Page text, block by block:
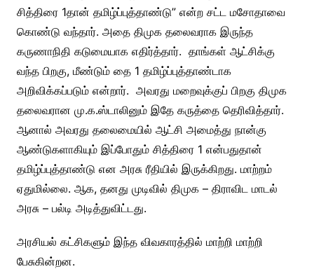
சித்திரை 1தான் தமிழ்ப்புத்தாண்டு” என்ற சட்ட மசோதாவை
கொண்டு வந்தார். அதை திமுக தலைவராக இருந்த
கருணாநிதி கடுமையாக எதிர்த்தார். தாங்கள் ஆட்சிக்கு
வந்த பிறகு, மீண்டும் தை 1 தமிழ்ப்புத்தாண்டாக
அறிவிக்கப்படும் என்றார். அவரது மறைவுக்குப் பிறகு திமுக
தலைவரான மு.க.ஸ்டாலினும் இதே கருத்தை தெரிவித்தார்.
ஆனால் அவரது தலைமையில் ஆட்சி அமைத்து நான்கு
ஆண்டுகளாகியும் இப்போதும் சித்திரை 1 என்பதுதான்
தமிழ்ப்புத்தாண்டு என அரசு ரீதியில் இருக்கிறது. மாற்றம்
ஏதுமில்லை. ஆக, தனது முடிவில் திமுக – திராவிட மாடல்
அரசு – பல்டி அடித்துவிட்டது.
அரசியல் கட்சிகளும் இந்த விவகாரத்தில் மாற்றி மாற்றி
பேசுகின்றன.